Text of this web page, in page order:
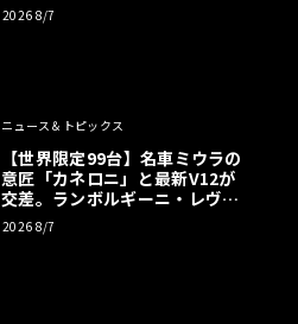
2026 8/7
ニュース＆トピックス
【世界限定99台】名車ミウラの
意匠「カネロニ」と最新V12が
交差。ランボルギーニ・レヴエ
ルトに60周年記念車が登場
2026 8/7